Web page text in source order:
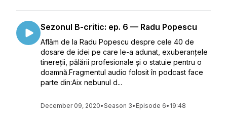
Sezonul B-critic: ep. 6 — Radu Popescu
Aflăm de la Radu Popescu despre cele 40 de
dosare de idei pe care le-a adunat, exuberanțele
tinereții, pălării profesionale și o statuie pentru o
doamnă.Fragmentul audio folosit în podcast face
parte din:Aix nebunul d...
December 09, 2020•Season 3• Episode 6• 19:48